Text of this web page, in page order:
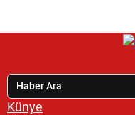
Künye